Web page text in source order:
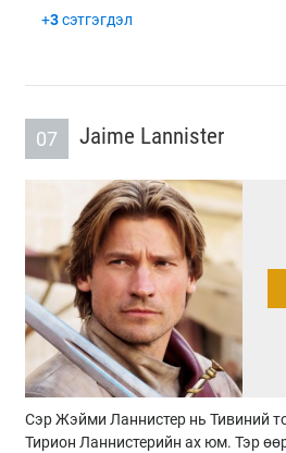
+3сэтгэгдэл
07 Jaime Lannister
Сэр Жэйми Ланнистер нь Тивиний
Тирион Ланнистерийн ах юм. Тэр